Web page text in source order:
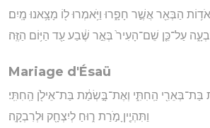
הַבְּאֵ֖ר אֲשֶׁ֣ר חָפָ֑רוּ וַיֹּ֥אמְרוּ ל֖וֹ מָצָ֥אנוּ מָֽיִם׃
עַל־כֵּ֤ן שֵׁם־הָעִיר֙ בְּאֵ֣ר שֶׁ֔בַע עַ֖ד הַיּ֥וֹם הַזֶּֽה׃
Mariage d'Ésaü
בַּת־בְּאֵרִ֖י הַֽחִתִּ֑י וְאֶת־בָּ֣שְׂמַ֔ת בַּת־אֵילֹ֖ן הַֽחִתִּֽי׃
וַתִּהְיֶ֖יןָ מֹ֣רַת ר֑וּחַ לְיִצְחָ֖ק וּלְרִבְקָֽה׃